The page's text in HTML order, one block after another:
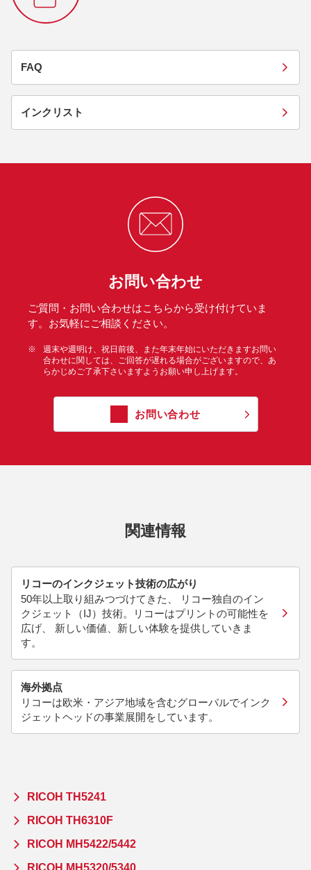
FAQ
インクリスト
お問い合わせ
ご質問・お問い合わせはこちらから受け付けていま
す。お気軽にご相談ください。
※
週末や週明け、祝日前後、また年末年始にいただきますお問い
合わせに関しては、ご回答が遅れる場合がございますので、あ
らかじめご了承下さいますようお願い申し上げます。
お問い合わせ
関連情報
リコーのインクジェット技術の広がり
50年以上取り組みつづけてきた、 リコー独自のイン
クジェット（IJ）技術。リコーはプリントの可能性を
広げ、 新しい価値、新しい体験を提供していきま
す。
海外拠点
リコーは欧米・アジア地域を含むグローバルでインク
ジェットヘッドの事業展開をしています。
RICOH TH5241
RICOH TH6310F
RICOH MH5422/5442
RICOH MH5320/5340